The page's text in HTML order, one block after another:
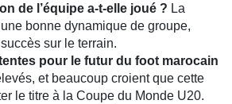
de l’équipe a-t-elle joué ? La
bonne dynamique de groupe,
sur le terrain.
pour le futur du foot marocain
et beaucoup croient que cette
le titre à la Coupe du Monde U20.